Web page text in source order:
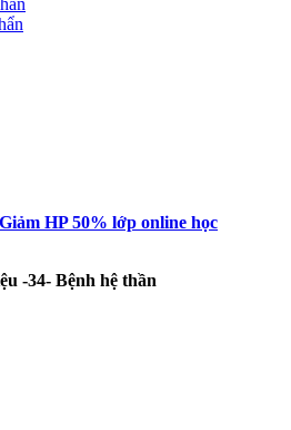
Giảm HP 50% lớp online học
-34- Bệnh hệ thần